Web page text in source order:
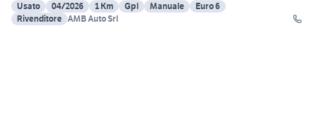
Usato
04/2026 1 Km Gpl Manuale
Euro 6
Rivenditore AMB Auto Srl